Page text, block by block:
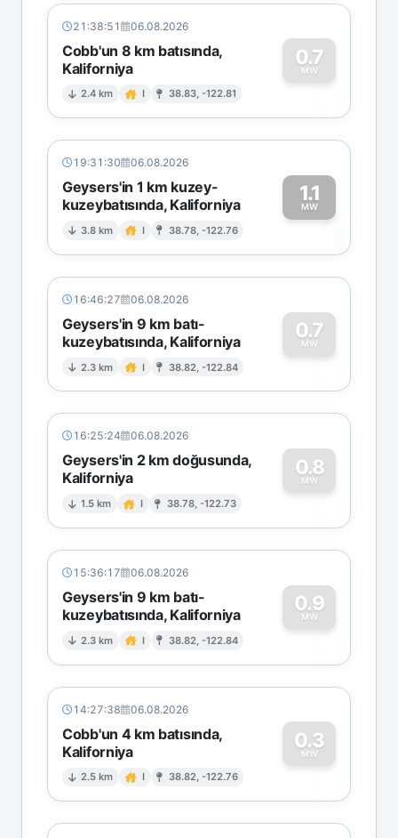
21:38:51 06.08.2026
Cobb'un 8 km batısında,
Kaliforniya
2.4 km I 38.83, -122.81
0.7
MW
0
19:31:30 06.08.2026
Geysers'in 1 km kuzey-
kuzeybatısında, Kaliforniya
3.8 km I 38.78, -122.76
1.1
MW1
16:46:27 06.08.2026
Geysers'in 9 km batı-
kuzeybatısında, Kaliforniya
2.3 km I 38.82, -122.84
0.7
MW
0
16:25:24 06.08.2026
Geysers'in 2 km doğusunda,
Kaliforniya
1.5 km I 38.78, -122.73
0.8
MW
0
15:36:17 06.08.2026
Geysers'in 9 km batı-
kuzeybatısında, Kaliforniya
2.3 km I 38.82, -122.84
0.9
MW
0
14:27:38 06.08.2026
Cobb'un 4 km batısında,
Kaliforniya
2.5 km I 38.82, -122.76
0.3
MW
0